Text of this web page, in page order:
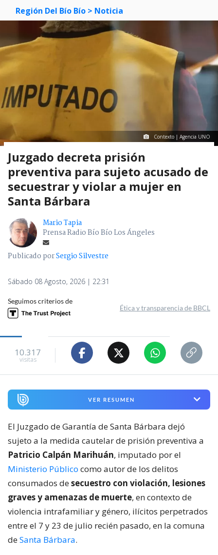
Región Del Bío Bío > Noticia
Contexto | Agencia UNO
Juzgado decreta prisión
preventiva para sujeto acusado de
secuestrar y violar a mujer en
Santa Bárbara
Mario Tapia
Prensa Radio Bío Bío Los Ángeles
Publicado porSergio Silvestre
Sábado 08 Agosto, 2026 | 22:31
Seguimos criterios de
Ética y transparencia de BBCL
10.317
visitas
VER RESUMEN
El Juzgado de Garantía de Santa Bárbara dejó
sujeto a la medida cautelar de prisión preventiva a
Patricio Calpán Marihuán, imputado por el
Ministerio Público como autor de los delitos
consumados desecuestro con violación, lesiones
graves y amenazas de muerte, en contexto de
violencia intrafamiliar y género, ilícitos perpetrados
entre el 7 y 23 de julio recién pasado, en la comuna
deSanta Bárbara.